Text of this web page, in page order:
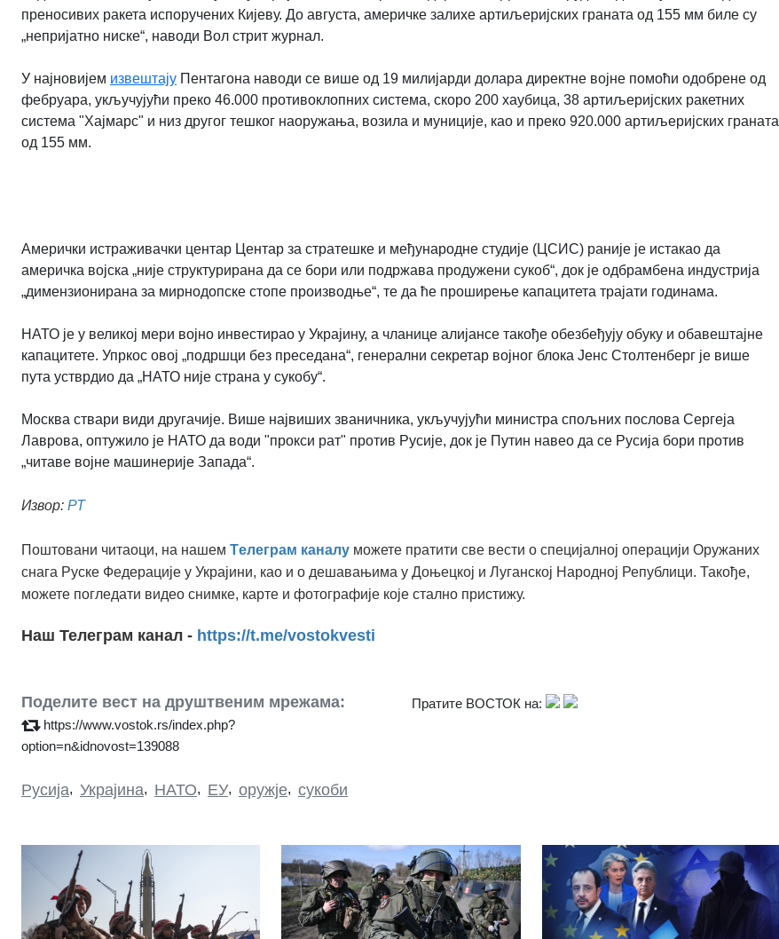
преносивих ракета испоручених Кијеву. До августа, америчке залихе артиљеријских граната од 155 мм биле су
„непријатно ниске“, наводи Вол стрит журнал.
У најновијем извештају Пентагона наводи се више од 19 милијарди долара директне војне помоћи одобрене од
фебруара, укључујући преко 46.000 противоклопних система, скоро 200 хаубица, 38 артиљеријских ракетних
система "Хајмарс" и низ другог тешког наоружања, возила и муниције, као и преко 920.000 артиљеријских граната
од 155 мм.
Амерички истраживачки центар Центар за стратешке и међународне студије (ЦСИС) раније је истакао да
америчка војска „није структурирана да се бори или подржава продужени сукоб“, док је одбрамбена индустрија
„димензионирана за мирнодопске стопе производње“, те да ће проширење капацитета трајати годинама.
НАТО је у великој мери војно инвестирао у Украјину, а чланице алијансе такође обезбеђују обуку и обавештајне
капацитете. Упркос овој „подршци без преседана“, генерални секретар војног блока Јенс Столтенберг је више
пута устврдио да „НАТО није страна у сукобу“.
Москва ствари види другачије. Више највиших званичника, укључујући министра спољних послова Сергеја
Лаврова, оптужило је НАТО да води "прокси рат" против Русије, док је Путин навео да се Русија бори против
„читаве војне машинерије Запада“.
Извор: РТ
Поштовани читаоци, на нашем Tелеграм каналу можете пратити све вести о специјалној операцији Оружаних
снага Руске Федерације у Украјини, као и о дешавањима у Доњецкој и Луганској Народној Републици. Такође,
можете погледати видео снимке, карте и фотографије које стално пристижу.
Наш Телеграм канал - https://t.me/vostokvesti
Поделите вест на друштвеним мрежама:
https://www.vostok.rs/index.php?
option=n&idnovost=139088
Пратите ВОСТОК на:
Русија, Украјина, НАТО, ЕУ, оружје, сукоби